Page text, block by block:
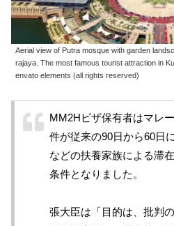
Aerial view of Putra mosque with garden
rajaya. The most famous tourist attraction in
envato elements (all rights reserved)
MM2Hビザ保有者はマレ
件が従来の90日から60日
などの扶養家族による滞
条件となりました。
張大臣は「目的は、批判